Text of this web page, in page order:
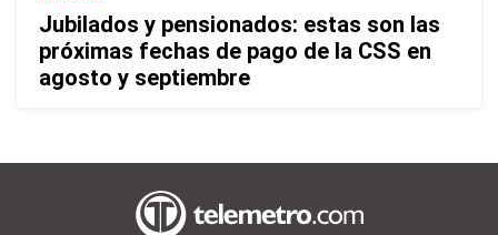
Jubilados y pensionados: estas son las
próximas fechas de pago de la CSS en
agosto y septiembre